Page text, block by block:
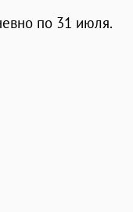
по 31 июля.